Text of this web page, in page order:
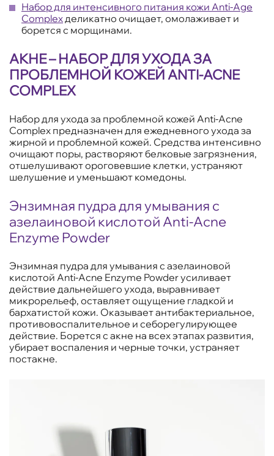
Набор для интенсивного питания кожи Anti-Age
Complexделикатно очищает, омолаживает и
борется с морщинами.
АКНЕ – НАБОР ДЛЯ УХОДА ЗА
ПРОБЛЕМНОЙ КОЖЕЙ ANTI-ACNE
COMPLEX
Набор для ухода за проблемной кожей Anti-Acne
Complex предназначен для ежедневного ухода за
жирной и проблемной кожей. Средства интенсивно
очищают поры, растворяют белковые загрязнения,
отшелушивают ороговевшие клетки, устраняют
шелушение и уменьшают комедоны.
Энзимная пудра для умывания с
азелаиновой кислотой Anti-Acne
Enzyme Powder
Энзимная пудра для умывания с азелаиновой
кислотой Anti-Acne Enzyme Powder усиливает
действие дальнейшего ухода, выравнивает
микрорельеф, оставляет ощущение гладкой и
бархатистой кожи. Оказывает антибактериальное,
противовоспалительное и себорегулирующее
действие. Борется с акне на всех этапах развития,
убирает воспаления и черные точки, устраняет
постакне.